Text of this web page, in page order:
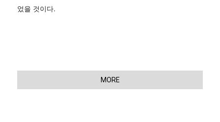
었을 것이다.
MORE